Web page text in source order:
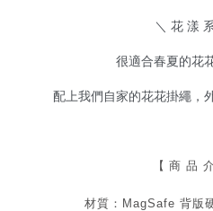
＼ 花 漾
很適合春夏的
配上我們自家的花花掛繩，
【 商 品
材質：MagSafe 背版